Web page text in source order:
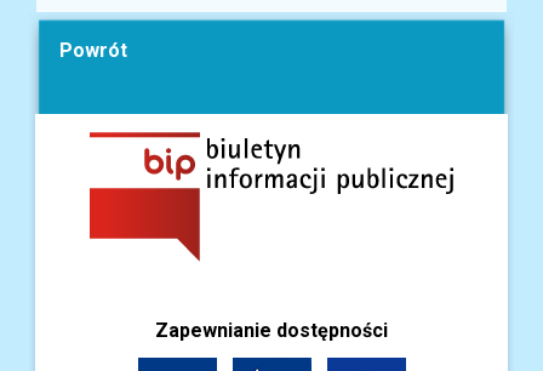
Powrót
Zapewnianie dostępności